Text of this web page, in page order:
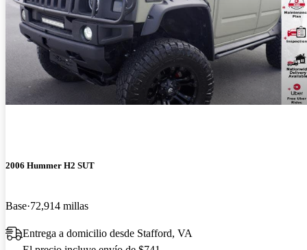
2006 Hummer H2 SUT
Base 72,914 millas
Entrega a domicilio desde Stafford, VA